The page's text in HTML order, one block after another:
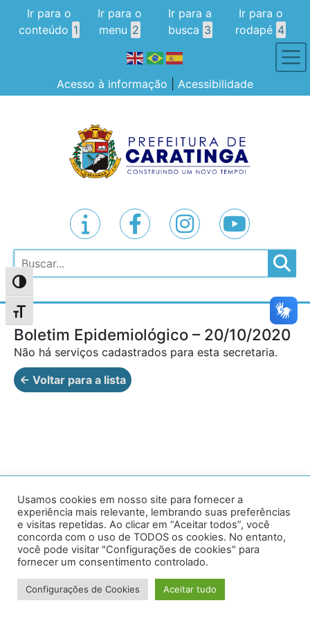
Alternar alto contraste
Alternar tamanho da fonte
Ir para o
conteúdo 1
Ir para o
menu 2
Ir para a
busca 3
Ir para o
rodapé 4
Acesso à informação Acessibilidade
Pesquisar
Boletim Epidemiológico – 20/10/2020
Não há serviços cadastrados para esta secretaria.
← Voltar para a lista
Av. Prof. Armando Alves da Silva, nº 1950 - Zacarias,
Caratinga - MG - 35302-403 / Tel: (33) 3329 8000
Desenvolvido por VersaTec
Usamos cookies em nosso site para fornecer a
experiência mais relevante, lembrando suas preferências
e visitas repetidas. Ao clicar em “Aceitar todos”, você
concorda com o uso de TODOS os cookies. No entanto,
você pode visitar "Configurações de cookies" para
fornecer um consentimento controlado.
Configurações de Cookies Aceitar tudo